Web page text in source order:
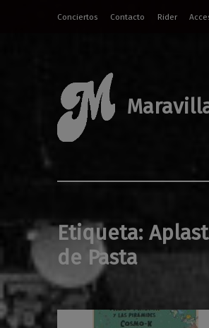
Conciertos
Contacto Rider
Etiqueta:
de Pasta